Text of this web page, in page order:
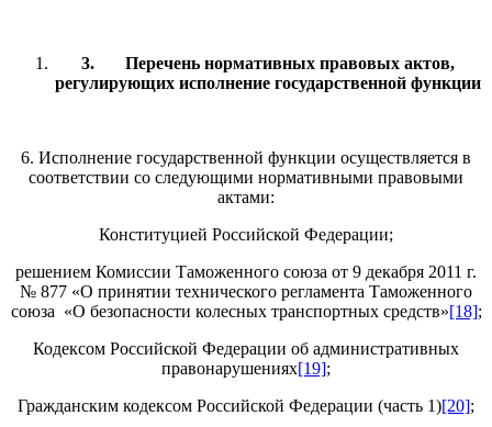
3. Перечень нормативных правовых актов,
регулирующих исполнение государственной функции
6. Исполнение государственной функции осуществляется в
соответствии со следующими нормативными правовыми
актами:
Конституцией Российской Федерации;
решением Комиссии Таможенного союза от 9 декабря 2011 г.
№ 877 «О принятии технического регламента Таможенного
союза «О безопасности колесных транспортных средств»[18];
Кодексом Российской Федерации об административных
правонарушениях[19];
Гражданским кодексом Российской Федерации (часть 1)[20];